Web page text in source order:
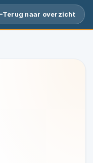
Terug naar overzicht